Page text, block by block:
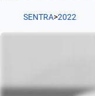
SENTRA>2022